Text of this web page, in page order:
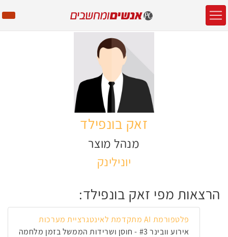
זאק בונפילד
מנהל מוצר
יונילינק
הרצאות מפי זאק בונפילד:
פלטפורמת AI מתקדמת לאינטגרציית מערכות
אירוע וובינר #3 - חוסן ושרידות הממשל בזמן מלחמה